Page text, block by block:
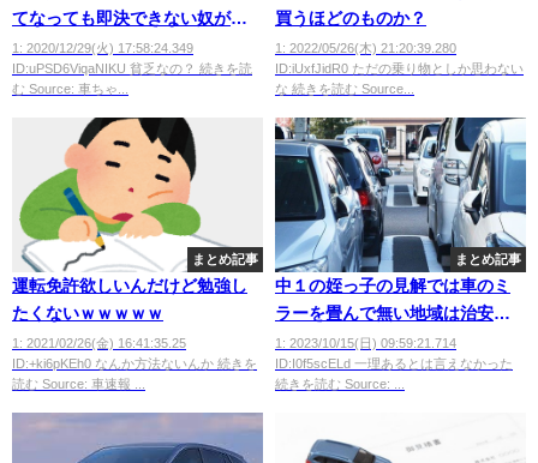
てなっても即決できない奴が多
いの？？？
1: 2020/12/29(火) 17:58:24.349
ID:uPSD6ViqaNIKU 貧乏なの？ 続きを読
む Source: 車ちゃ...
買うほどのものか？
1: 2022/05/26(木) 21:20:39.280
ID:iUxfJidR0 ただの乗り物としか思わない
な 続きを読む Source...
まとめ記事
運転免許欲しいんだけど勉強し
たくないｗｗｗｗｗ
1: 2021/02/26(金) 16:41:35.25
ID:+ki6pKEh0 なんか方法ないんか 続きを
読む Source: 車速報 ...
まとめ記事
中１の姪っ子の見解では車のミ
ラーを畳んで無い地域は治安が
悪いらしいｗ
1: 2023/10/15(日) 09:59:21.714
ID:I0f5scELd 一理あるとは言えなかった
続きを読む Source: ...